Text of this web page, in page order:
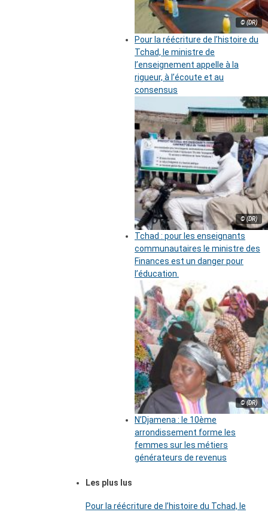
© (DR)
Pour la réécriture de l’histoire du
Tchad, le ministre de
l’enseignement appelle à la
rigueur, à l’écoute et au
consensus
© (DR)
Tchad : pour les enseignants
communautaires le ministre des
Finances est un danger pour
l’éducation.
© (DR)
N’Djamena : le 10ème
arrondissement forme les
femmes sur les métiers
générateurs de revenus
Les plus lus
Pour la réécriture de l’histoire du Tchad, le